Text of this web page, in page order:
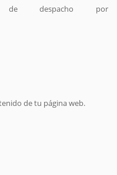
de despacho por
de tu página web.